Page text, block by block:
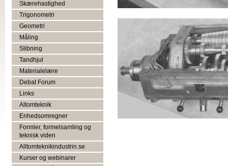
Skærehastighed
Trigonometri
Geometri
Måling
Slibning
Tandhjul
Materialelære
Debat Forum
Links
Altomteknik
Enhedsomregner
Formler, formelsamling og
teknisk viden
Alltomteknikindustrin.se
Kurser og webinarer